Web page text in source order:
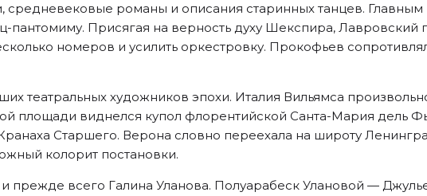
романы и описания старинных танцев.
Присягая на верность духу Шекспира, Лавровский
номеров и усилить оркестровку. Прокофьев
театральных художников эпохи. Италия Вильямса
площади виднелся купол флорентийской Санта-Мария дель
Старшего. Верона словно переехала на широту
колорит постановки.
прежде всего Галина Уланова. Полуарабеск Улановой —